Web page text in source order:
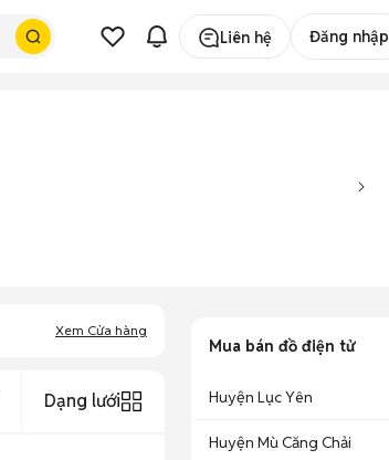
Liên hệ Đăng nhập
Xem Cửa hàng
Dạng lưới
Mua bán đồ điện tử
Huyện Lục Yên
Huyện Mù Căng Chải